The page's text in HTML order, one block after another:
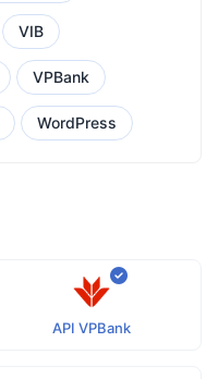
VIB
VPBank
WordPress
API VPBank